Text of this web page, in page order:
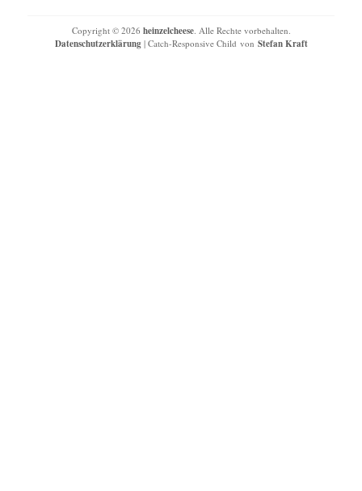
Copyright © 2026 heinzelcheese. Alle Rechte vorbehalten.
Datenschutzerklärung| Catch-Responsive Child von Stefan Kraft